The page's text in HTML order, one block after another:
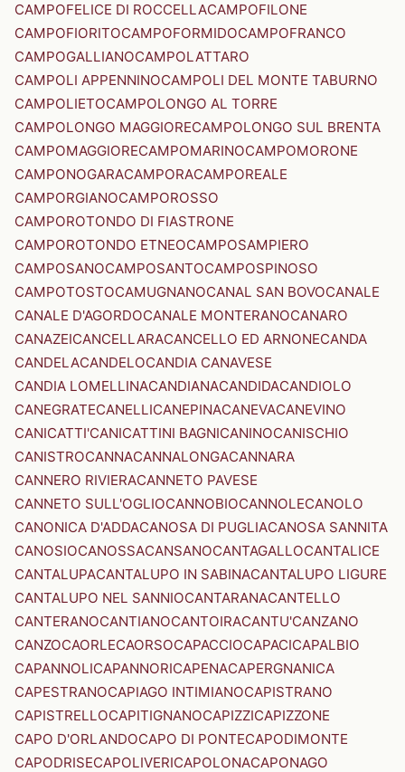
CAMPOFELICE DI ROCCELLACAMPOFILONE
CAMPOFIORITOCAMPOFORMIDOCAMPOFRANCO
CAMPOGALLIANOCAMPOLATTARO
CAMPOLI APPENNINOCAMPOLI DEL MONTE TABURNO
CAMPOLIETOCAMPOLONGO AL TORRE
CAMPOLONGO MAGGIORECAMPOLONGO SUL BRENTA
CAMPOMAGGIORECAMPOMARINOCAMPOMORONE
CAMPONOGARACAMPORACAMPOREALE
CAMPORGIANOCAMPOROSSO
CAMPOROTONDO DI FIASTRONE
CAMPOROTONDO ETNEOCAMPOSAMPIERO
CAMPOSANOCAMPOSANTOCAMPOSPINOSO
CAMPOTOSTOCAMUGNANOCANAL SAN BOVOCANALE
CANALE D'AGORDOCANALE MONTERANOCANARO
CANAZEICANCELLARACANCELLO ED ARNONECANDA
CANDELACANDELOCANDIA CANAVESE
CANDIA LOMELLINACANDIANACANDIDACANDIOLO
CANEGRATECANELLICANEPINACANEVACANEVINO
CANICATTI'CANICATTINI BAGNICANINOCANISCHIO
CANISTROCANNACANNALONGACANNARA
CANNERO RIVIERACANNETO PAVESE
CANNETO SULL'OGLIOCANNOBIOCANNOLECANOLO
CANONICA D'ADDACANOSA DI PUGLIACANOSA SANNITA
CANOSIOCANOSSACANSANOCANTAGALLOCANTALICE
CANTALUPACANTALUPO IN SABINACANTALUPO LIGURE
CANTALUPO NEL SANNIOCANTARANACANTELLO
CANTERANOCANTIANOCANTOIRACANTU'CANZANO
CANZOCAORLECAORSOCAPACCIOCAPACICAPALBIO
CAPANNOLICAPANNORICAPENACAPERGNANICA
CAPESTRANOCAPIAGO INTIMIANOCAPISTRANO
CAPISTRELLOCAPITIGNANOCAPIZZICAPIZZONE
CAPO D'ORLANDOCAPO DI PONTECAPODIMONTE
CAPODRISECAPOLIVERICAPOLONACAPONAGO